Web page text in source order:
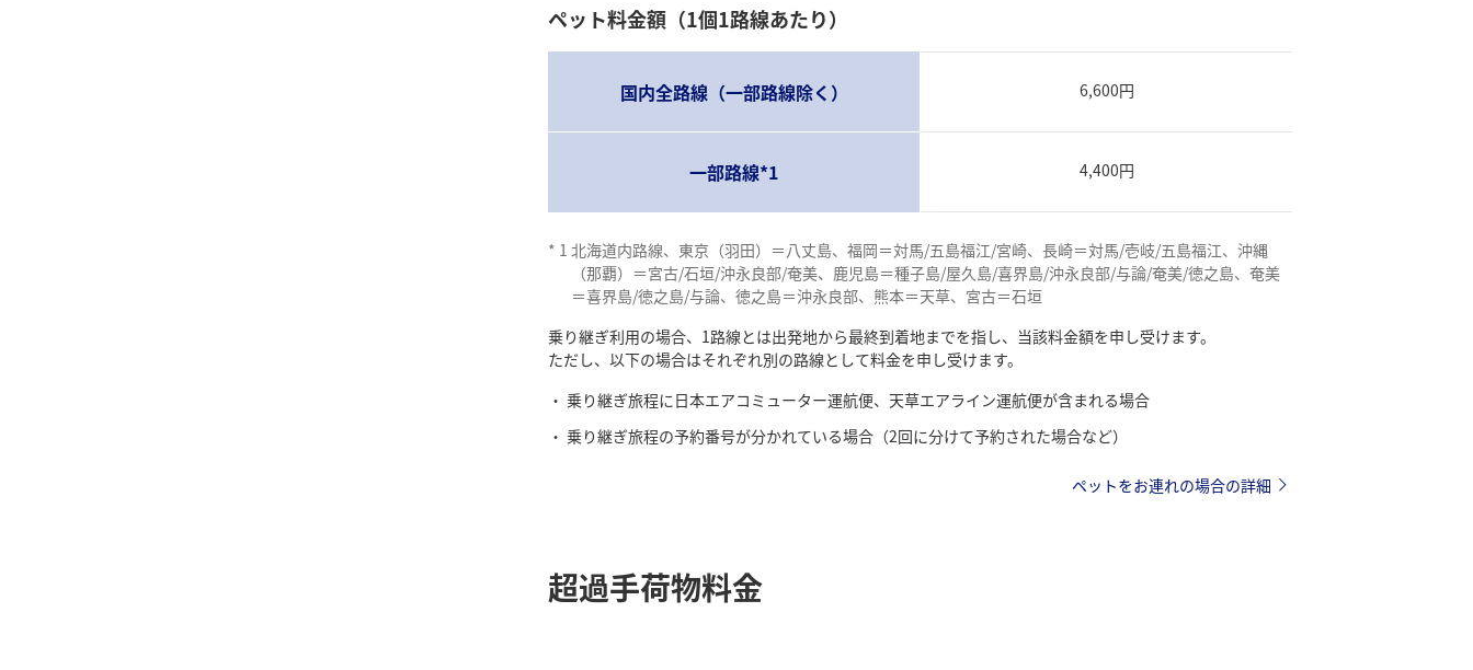
ペット料金額（1個1路線あたり）
国内全路線（一部路線除く） 6,600円
一部路線*1 4,400円
* 1 北海道内路線、東京（羽田）＝八丈島、福岡＝対馬/五島福江/宮崎、長崎＝対馬/壱岐/五島福江、沖縄
（那覇）＝宮古/石垣/沖永良部/奄美、鹿児島＝種子島/屋久島/喜界島/沖永良部/与論/奄美/徳之島、奄美
＝喜界島/徳之島/与論、徳之島＝沖永良部、熊本＝天草、宮古＝石垣
乗り継ぎ利用の場合、1路線とは出発地から最終到着地までを指し、当該料金額を申し受けます。
ただし、以下の場合はそれぞれ別の路線として料金を申し受けます。
乗り継ぎ旅程に日本エアコミューター運航便、天草エアライン運航便が含まれる場合
乗り継ぎ旅程の予約番号が分かれている場合（2回に分けて予約された場合など）
ペットをお連れの場合の詳細
超過手荷物料金